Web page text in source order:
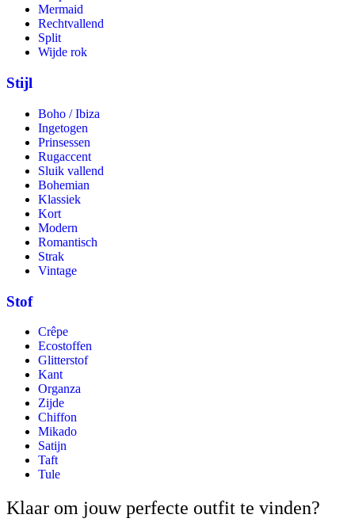
Mermaid
Rechtvallend
Split
Wijde rok
Stijl
Boho / Ibiza
Ingetogen
Prinsessen
Rugaccent
Sluik vallend
Bohemian
Klassiek
Kort
Modern
Romantisch
Strak
Vintage
Stof
Crêpe
Ecostoffen
Glitterstof
Kant
Organza
Zijde
Chiffon
Mikado
Satijn
Taft
Tule
Klaar om jouw perfecte outfit te vinden?